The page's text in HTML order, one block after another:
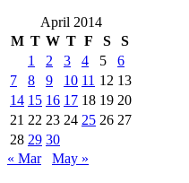
April 2014
M T W T F S
S
1
2 3 4 5
6
7
8 9 10 11 12 13
14 15 16 17 18 19 20
21 22 23 24 25 26 27
28 29 30
« Mar
May »